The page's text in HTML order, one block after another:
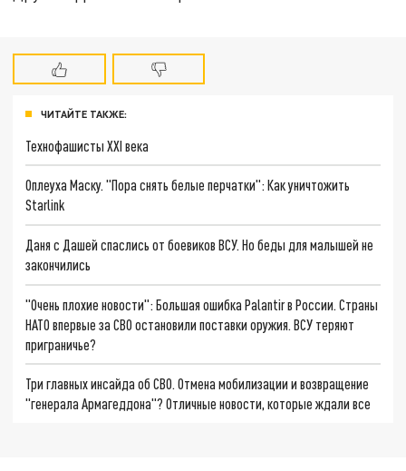
ЧИТАЙТЕ ТАКЖЕ:
Технофашисты XXI века
Оплеуха Маску. "Пора снять белые перчатки": Как уничтожить
Starlink
Даня с Дашей спаслись от боевиков ВСУ. Но беды для малышей не
закончились
"Очень плохие новости": Большая ошибка Palantir в России. Страны
НАТО впервые за СВО остановили поставки оружия. ВСУ теряют
приграничье?
Три главных инсайда об СВО. Отмена мобилизации и возвращение
"генерала Армагеддона"? Отличные новости, которые ждали все